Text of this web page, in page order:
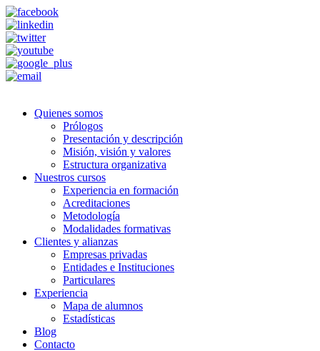
Quienes somos
Prólogos
Presentación y descripción
Misión, visión y valores
Estructura organizativa
Nuestros cursos
Experiencia en formación
Acreditaciones
Metodología
Modalidades formativas
Clientes y alianzas
Empresas privadas
Entidades e Instituciones
Particulares
Experiencia
Mapa de alumnos
Estadísticas
Blog
Contacto